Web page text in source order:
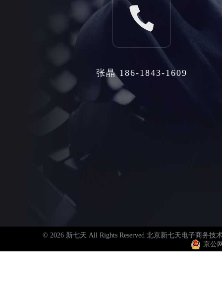
张晶 186-1843-1609
© 2026 新七天 All Rights Reserved 北京新七天电子商务
京公